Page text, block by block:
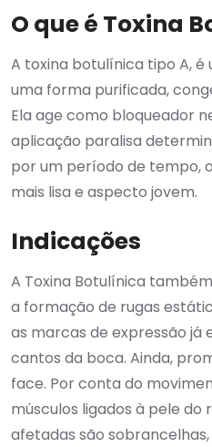
O que é Toxina
A toxina botulínica tipo A, é
uma forma purificada,
Ela age como bloqueador
aplicação paralisa
por um período de tempo,
mais lisa e aspecto jovem.
Indicações
A Toxina Botulínica
a formação de rugas
as marcas de expressão já
cantos da boca. Ainda,
face. Por conta do
músculos ligados à pele do
afetadas são